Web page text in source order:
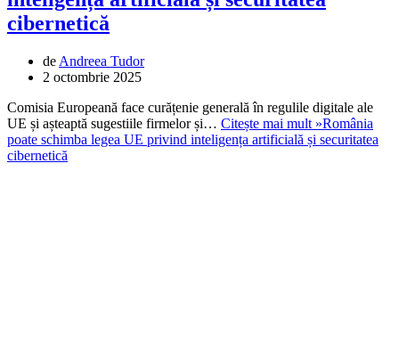
cibernetică
de Andreea Tudor
2 octombrie 2025
Comisia Europeană face curățenie generală în regulile digitale ale
UE și așteaptă sugestiile firmelor și… Citește mai mult »România
poate schimba legea UE privind inteligența artificială și securitatea
cibernetică